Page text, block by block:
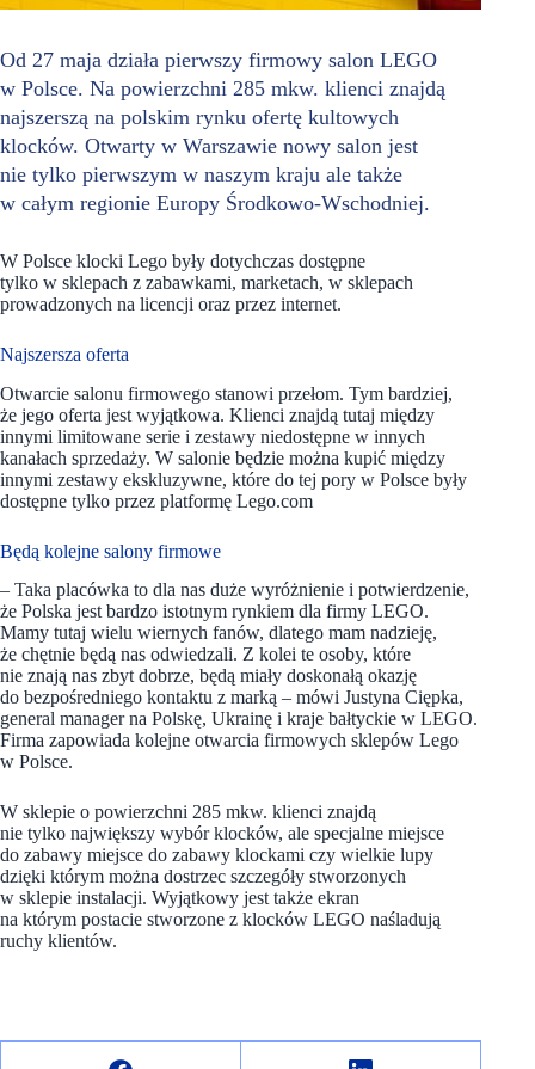
Od 27 maja działa pierwszy firmowy salon LEGO
w Polsce. Na powierzchni 285 mkw. klienci znajdą
najszerszą na polskim rynku ofertę kultowych
klocków. Otwarty w Warszawie nowy salon jest
nie tylko pierwszym w naszym kraju ale także
w całym regionie Europy Środkowo-Wschodniej.
W Polsce klocki Lego były dotychczas dostępne
tylko w sklepach z zabawkami, marketach, w sklepach
prowadzonych na licencji oraz przez internet.
Najszersza oferta
Otwarcie salonu firmowego stanowi przełom. Tym bardziej,
że jego oferta jest wyjątkowa. Klienci znajdą tutaj między
innymi limitowane serie i zestawy niedostępne w innych
kanałach sprzedaży. W salonie będzie można kupić między
innymi zestawy ekskluzywne, które do tej pory w Polsce były
dostępne tylko przez platformę Lego.com
Będą kolejne salony firmowe
– Taka placówka to dla nas duże wyróżnienie i potwierdzenie,
że Polska jest bardzo istotnym rynkiem dla firmy LEGO.
Mamy tutaj wielu wiernych fanów, dlatego mam nadzieję,
że chętnie będą nas odwiedzali. Z kolei te osoby, które
nie znają nas zbyt dobrze, będą miały doskonałą okazję
do bezpośredniego kontaktu z marką – mówi Justyna Ciępka,
general manager na Polskę, Ukrainę i kraje bałtyckie w LEGO.
Firma zapowiada kolejne otwarcia firmowych sklepów Lego
w Polsce.
W sklepie o powierzchni 285 mkw. klienci znajdą
nie tylko największy wybór klocków, ale specjalne miejsce
do zabawy miejsce do zabawy klockami czy wielkie lupy
dzięki którym można dostrzec szczegóły stworzonych
w sklepie instalacji. Wyjątkowy jest także ekran
na którym postacie stworzone z klocków LEGO naśladują
ruchy klientów.